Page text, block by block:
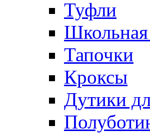
Туфли
Школьная
Тапочки
Кроксы
Дутики